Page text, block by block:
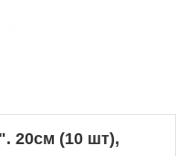
20см (10 шт),